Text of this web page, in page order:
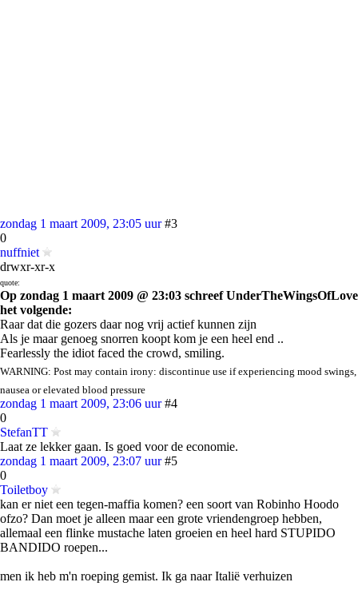
zondag 1 maart 2009, 23:05 uur #3
0
nuffniet
drwxr-xr-x
quote:
Op zondag 1 maart 2009 @ 23:03 schreef UnderTheWingsOfLove
het volgende:
Raar dat die gozers daar nog vrij actief kunnen zijn
Als je maar genoeg snorren koopt kom je een heel end ..
Fearlessly the idiot faced the crowd, smiling.
WARNING: Post may contain irony: discontinue use if experiencing mood swings,
nausea or elevated blood pressure
zondag 1 maart 2009, 23:06 uur #4
0
StefanTT
Laat ze lekker gaan. Is goed voor de economie.
zondag 1 maart 2009, 23:07 uur #5
0
Toiletboy
kan er niet een tegen-maffia komen? een soort van Robinho Hoodo
ofzo? Dan moet je alleen maar een grote vriendengroep hebben,
allemaal een flinke mustache laten groeien en heel hard STUPIDO
BANDIDO roepen...
men ik heb m'n roeping gemist. Ik ga naar Italië verhuizen